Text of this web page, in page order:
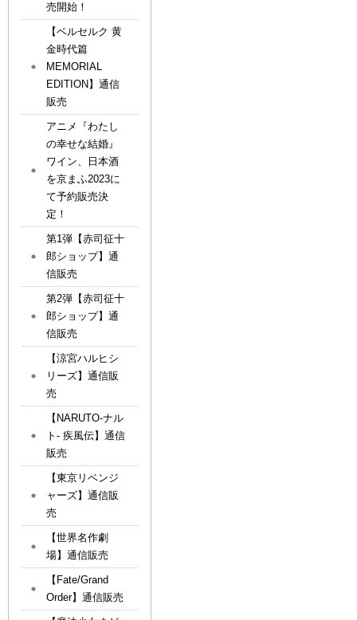
売開始！
【ベルセルク 黄
金時代篇
MEMORIAL
EDITION】通信
販売
アニメ『わたし
の幸せな結婚』
ワイン、日本酒
を京まふ2023に
て予約販売決
定！
第1弾【赤司征十
郎ショップ】通
信販売
第2弾【赤司征十
郎ショップ】通
信販売
【涼宮ハルヒシ
リーズ】通信販
売
【NARUTO-ナル
ト- 疾風伝】通信
販売
【東京リベンジ
ャーズ】通信販
売
【世界名作劇
場】通信販売
【Fate/Grand
Order】通信販売